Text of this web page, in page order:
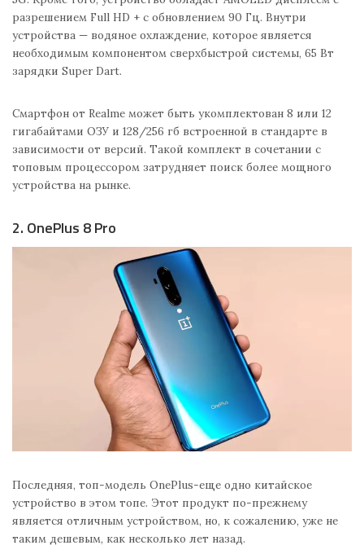
разрешением Full HD + с обновлением 90 Гц. Внутри
устройства — водяное охлаждение, которое является
необходимым компонентом сверхбыстрой системы, 65 Вт
зарядки Super Dart.
Смартфон от Realme может быть укомплектован 8 или 12
гигабайтами ОЗУ и 128/256 гб встроенной в стандарте в
зависимости от версий. Такой комплект в сочетании с
топовым процессором затрудняет поиск более мощного
устройства на рынке.
2. OnePlus 8 Pro
Последняя, топ-модель OnePlus-еще одно китайское
устройство в этом топе. Этот продукт по-прежнему
является отличным устройством, но, к сожалению, уже не
таким дешевым, как несколько лет назад.